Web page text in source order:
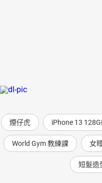
煙仔虎 iPhone 13
World Gym 教練課 女
短髮造